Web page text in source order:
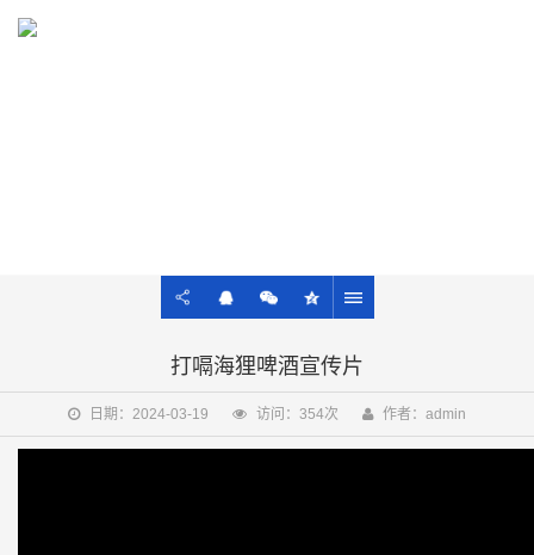
打嗝海狸啤酒宣传片
日期：2024-03-19 访问：354次 作者：admin